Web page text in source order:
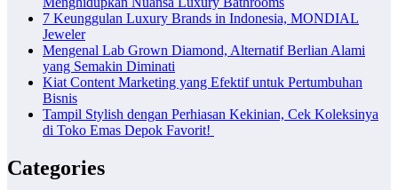
7 Keunggulan Luxury Brands in Indonesia, MONDIAL
Jeweler
Mengenal Lab Grown Diamond, Alternatif Berlian Alami
yang Semakin Diminati
Kiat Content Marketing yang Efektif untuk Pertumbuhan
Bisnis
Tampil Stylish dengan Perhiasan Kekinian, Cek Koleksinya
di Toko Emas Depok Favorit!
Categories